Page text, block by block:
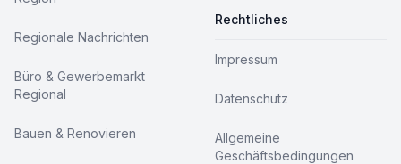
Regionale Nachrichten
Büro & Gewerbemarkt
Regional
Bauen & Renovieren
Rechtliches
Impressum
Datenschutz
Allgemeine
Geschäftsbedingungen